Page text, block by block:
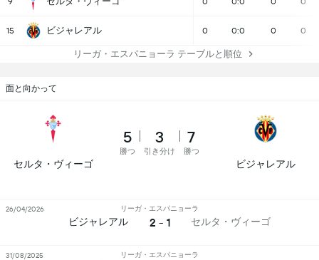
15 ビジャレアル 0 0:0 0 0
リーガ・エスパニョーラ テーブルと順位
面と向かって
セルタ・ヴィーゴ
5
勝つ
3
引き分け
7
勝つ
ビジャレアル
ビジャレアル
リーガ・エスパニョーラ
2 - 1 セルタ・ヴィーゴ
26/04/2026
リーガ・エスパニョーラ
31/08/2025